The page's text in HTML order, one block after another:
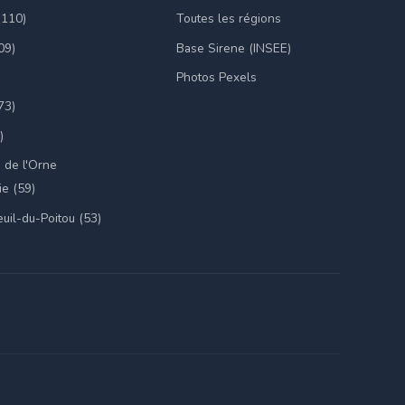
de l'Orne
(59)
du-Poitou (53)
Toutes les régions
Base Sirene (INSEE)
Photos Pexels